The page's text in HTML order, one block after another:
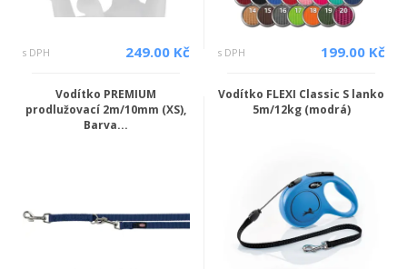
s DPH 249.00 Kč s DPH 199.00 Kč
Vodítko PREMIUM
prodlužovací 2m/10mm (XS),
Barva...
Vodítko FLEXI Classic S lanko
5m/12kg (modrá)